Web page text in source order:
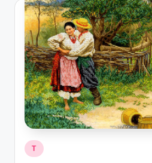
Опубліковано
Т